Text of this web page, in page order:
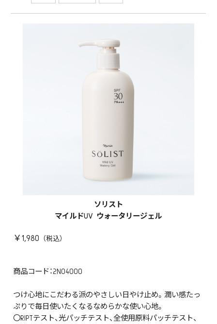
ソリスト
マイルドUV ウォータリージェル
￥1,980
商品コード：2N04000
つけ心地にこだわる派のやさしい日やけ止め。潤い感たっ
ぷりで毎日使いたくなるなめらかな使い心地。
〇RIPTテスト、光パッチテスト、全使用原料パッチテスト、